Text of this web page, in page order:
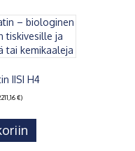
IISI H4
€)